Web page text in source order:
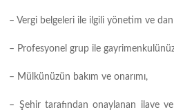
– Vergi belgeleri ile ilgili yönetim ve
– Profesyonel grup ile
– Mülkünüzün bakım ve onarımı,
– Şehir tarafından onaylanan ilave